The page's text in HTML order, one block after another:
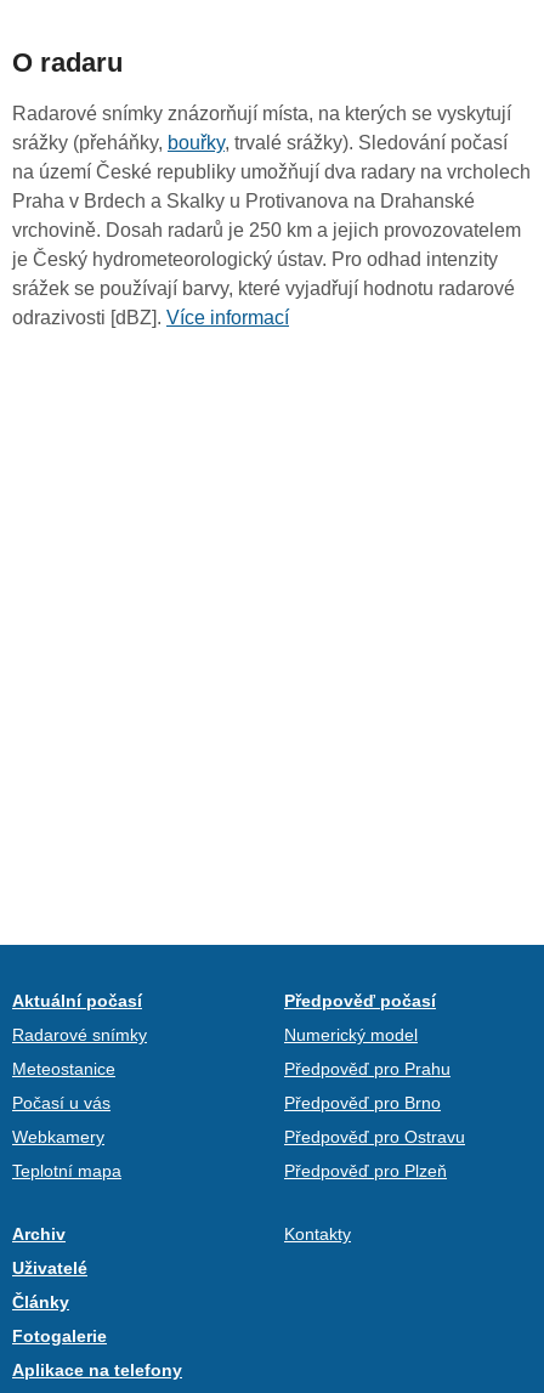
O radaru
Radarové snímky znázorňují místa, na kterých se vyskytují
srážky (přeháňky, bouřky, trvalé srážky). Sledování počasí
na území České republiky umožňují dva radary na vrcholech
Praha v Brdech a Skalky u Protivanova na Drahanské
vrchovině. Dosah radarů je 250 km a jejich provozovatelem
je Český hydrometeorologický ústav. Pro odhad intenzity
srážek se používají barvy, které vyjadřují hodnotu radarové
odrazivosti [dBZ]. Více informací
Aktuální počasí
Radarové snímky
Meteostanice
Počasí u vás
Webkamery
Teplotní mapa
Předpověď počasí
Numerický model
Předpověď pro Prahu
Předpověď pro Brno
Předpověď pro Ostravu
Předpověď pro Plzeň
Archiv
Uživatelé
Články
Fotogalerie
Aplikace na telefony
Kontakty